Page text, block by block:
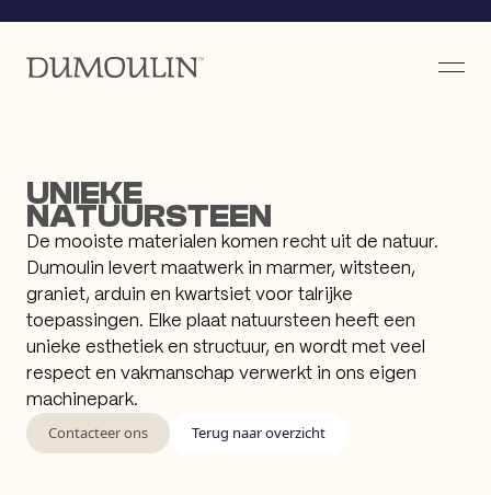
UNIEKE
NATUURSTEEN
De mooiste materialen komen recht uit de natuur.
Dumoulin levert maatwerk in marmer, witsteen,
graniet, arduin en kwartsiet voor talrijke
toepassingen. Elke plaat natuursteen heeft een
unieke esthetiek en structuur, en wordt met veel
respect en vakmanschap verwerkt in ons eigen
machinepark.
Contacteer ons Terug naar overzicht